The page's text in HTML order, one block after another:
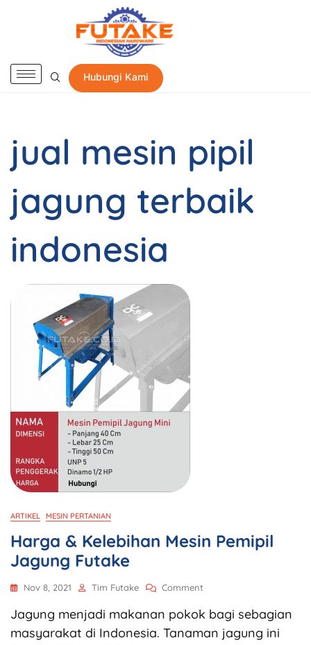
Hubungi Kami
jual mesin pipil
jagung terbaik
indonesia
ARTIKEL MESIN PERTANIAN
Harga & Kelebihan Mesin Pemipil
Jagung Futake
Nov 8, 2021 Tim Futake Comment
Jagung menjadi makanan pokok bagi sebagian
masyarakat di Indonesia. Tanaman jagung ini